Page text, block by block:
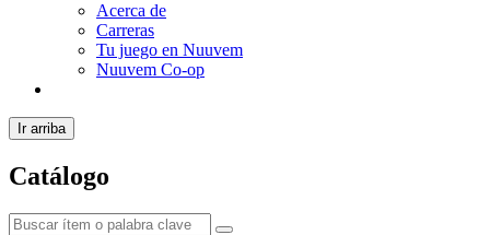
Acerca de
Carreras
Tu juego en Nuuvem
Nuuvem Co-op
Ir arriba
Catálogo